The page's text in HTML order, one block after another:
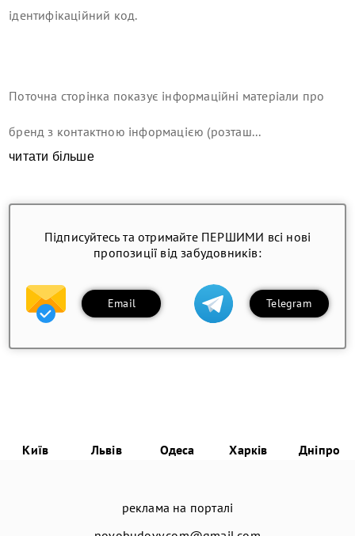
ідентифікаційний код.
Поточна сторінка показує інформаційні матеріали про
бренд з контактною інформацією (розташ...
читати більше
Підписуйтесь та отримайте ПЕРШИМИ всі нові
пропозиції від забудовників:
Email Telegram
Київ Львів Одеса Харків Дніпро
реклама на порталі